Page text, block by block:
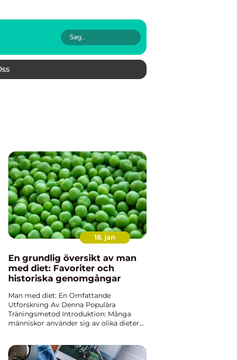
18. jan
En grundlig översikt av man
med diet: Favoriter och
historiska genomgångar
Man med diet: En Omfattande
Utforskning Av Denna Populära
Träningsmetod Introduktion: Många
människor använder sig av olika dieter
”man med diet” och ge...